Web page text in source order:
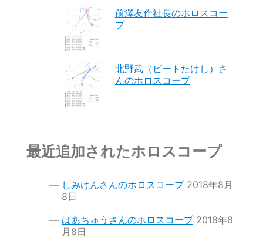
前澤友作社長のホロスコー
プ
北野武（ビートたけし）さ
んのホロスコープ
最近追加されたホロスコープ
しみけんさんのホロスコープ 2018年8月
8日
はあちゅうさんのホロスコープ 2018年8
月8日